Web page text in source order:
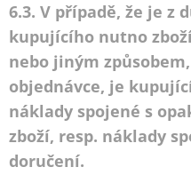
6.3. V případě, že je z
kupujícího nutno
nebo jiným
objednávce, je
náklady spojené s
zboží, resp. náklady
doručení.